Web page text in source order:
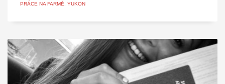
PRÁCE NA FARMĚ, YUKON